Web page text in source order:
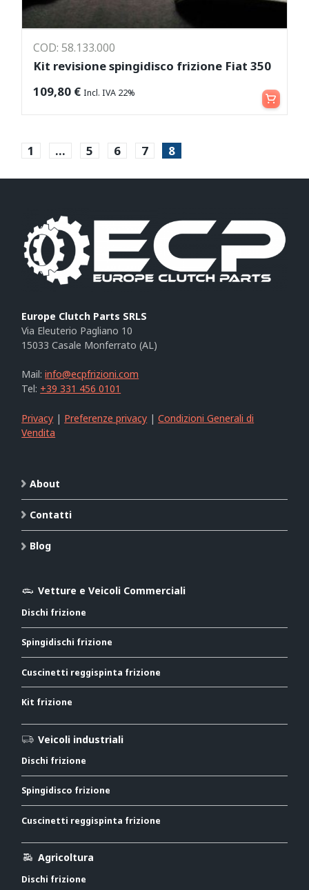
COD: 58.133.000
Kit revisione spingidisco frizione Fiat 350
109,80 € Incl. IVA 22% Aggiungi al carrello
1 … 5 6 7 8
Europe Clutch Parts SRLS
Via Eleuterio Pagliano 10
15033 Casale Monferrato (AL)
Mail:info@ecpfrizioni.com
Tel: +39 331 456 0101
Privacy | Preferenze privacy |Condizioni Generali di
Vendita
About
Contatti
Blog
Vetture e Veicoli Commerciali
Dischi frizione
Spingidischi frizione
Cuscinetti reggispinta frizione
Kit frizione
Veicoli industriali
Dischi frizione
Spingidisco frizione
Cuscinetti reggispinta frizione
Agricoltura
Dischi frizione